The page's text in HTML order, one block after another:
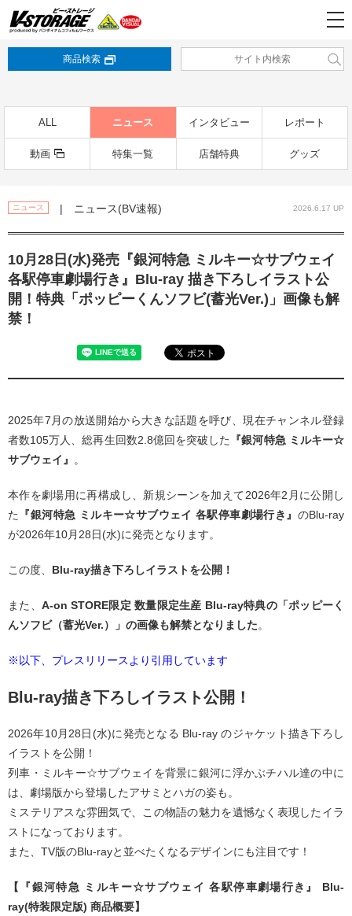
商品検索
ALL ニュース インタビュー レポート
動画 特集一覧 店舗特典 グッズ
ニュース | ニュース(BV速報) 2026.6.17 UP
10月28日(水)発売『銀河特急 ミルキー☆サブウェイ
各駅停車劇場行き』Blu-ray 描き下ろしイラスト公
開！特典「ポッピーくんソフビ(蓄光Ver.)」画像も解
禁！
2025年7月の放送開始から大きな話題を呼び、現在チャンネル登録
者数105万人、総再生回数2.8億回を突破した
『銀河特急 ミルキー☆
サブウェイ』
。
本作を劇場用に再構成し、新規シーンを加えて2026年2月に公開し
た
『銀河特急 ミルキー☆サブウェイ 各駅停車劇場行き』 のBlu-ray
が2026年10月28日(水)に発売となります。
この度、 Blu-ray描き下ろしイラストを公開！
また、 A-on STORE限定 数量限定生産 Blu-ray特典の「ポッピーく
んソフビ（蓄光Ver.）」の画像も解禁となりました。
※以下、プレスリリースより引用しています
Blu-ray描き下ろしイラスト公開！
2026年10月28日(水)に発売となる Blu-ray のジャケット描き下ろし
イラストを公開！
列車・ミルキー☆サブウェイを背景に銀河に浮かぶチハル達の中に
は、劇場版から登場したアサミとハガの姿も。
ミステリアスな雰囲気で、この物語の魅力を遺憾なく表現したイラ
ストになっております。
また、TV版のBlu-rayと並べたくなるデザインにも注目です！
【『銀河特急 ミルキー☆サブウェイ 各駅停車劇場行き』 Blu-
ray(特装限定版) 商品概要】